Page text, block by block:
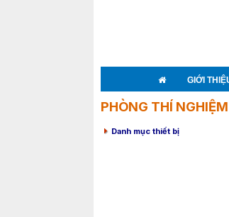
GIỚI
PHÒNG THÍ
Danh mục thiết bị